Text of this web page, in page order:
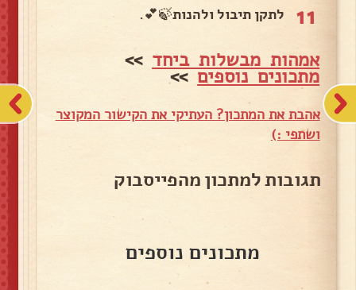
11 לתקן תיבול ולהנות🍃💕.
אמהות מבשלות ביחד >>
מתכונים נוספים>>
אהבת את המתכון? העתיקי את הקישור המקוצר
ושתפי :)
תגובות למתכון מהפייסבוק
מתכונים נוספים